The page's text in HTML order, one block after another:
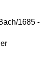
1685 -